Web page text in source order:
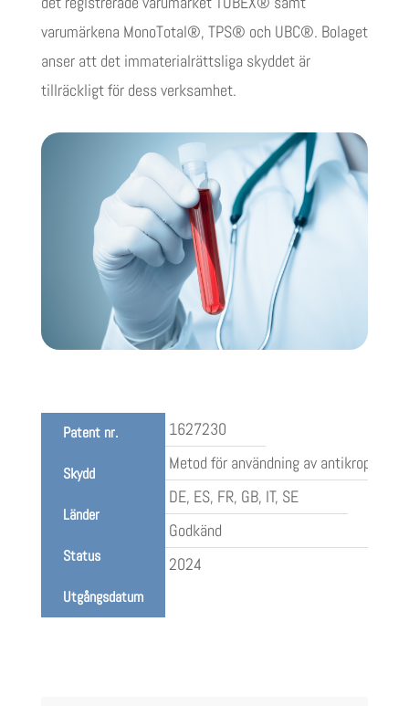
varumärkena MonoTotal®, TPS® och UBC®. Bolaget
anser att det immaterialrättsliga skyddet är
tillräckligt för dess verksamhet.
Patent nr.
Skydd
Länder
Status
Utgångsdatum
1627230
Metod för användning av
DE, ES, FR, GB, IT, SE
Godkänd
2024